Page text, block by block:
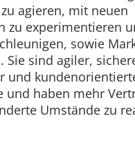
agieren, mit neuen
zu experimentieren
sowie
Sie sind agiler,
und
und haben mehr
Umstände zu